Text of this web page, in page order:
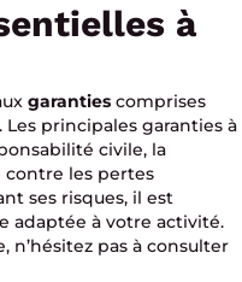
à
garanties comprises
principales garanties à
civile, la
les pertes
ses risques, il est
adaptée à votre activité.
n’hésitez pas à consulter